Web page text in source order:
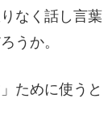
なく話し言葉
うか。
ために使うと